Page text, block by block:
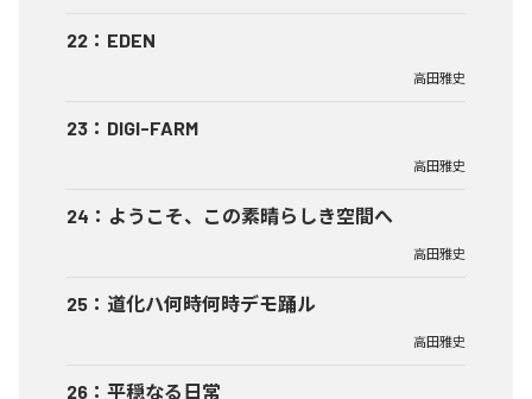
22 ： EDEN
高田雅史
23 ： DIGI-FARM
高田雅史
24 ： ようこそ、この素晴らしき空間へ
高田雅史
25 ： 道化ハ何時何時デモ踊ル
高田雅史
26 ： 平穏なる日常